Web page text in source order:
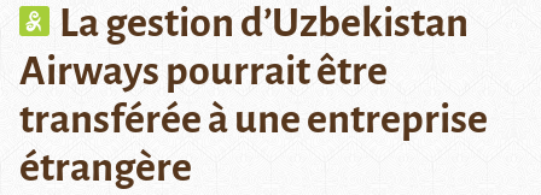
La gestion d’Uzbekistan
Airways pourrait être
transférée à une entreprise
étrangère